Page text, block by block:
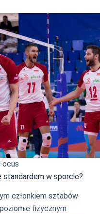
standardem w sporcie?
członkiem sztabów
fizycznym